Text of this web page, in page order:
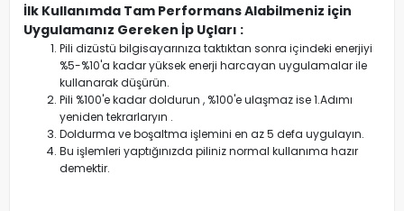
İlk Kullanımda Tam Performans Alabilmeniz için
Uygulamanız Gereken İp Uçları :
Pili dizüstü bilgisayarınıza taktıktan sonra içindeki enerjiyi
%5-%10'a kadar yüksek enerji harcayan uygulamalar ile
kullanarak düşürün.
Pili %100'e kadar doldurun , %100'e ulaşmaz ise 1.Adımı
yeniden tekrarlaryın .
Doldurma ve boşaltma işlemini en az 5 defa uygulayın.
Bu işlemleri yaptığınızda piliniz normal kullanıma hazır
demektir.